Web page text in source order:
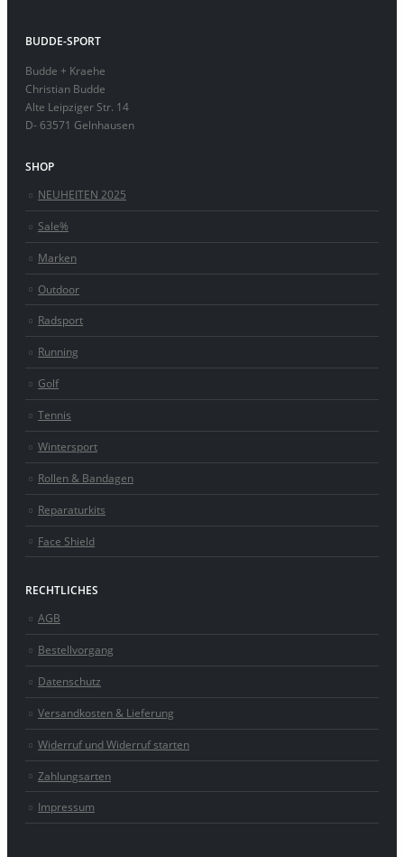
BUDDE-SPORT
Budde + Kraehe
Christian Budde
Alte Leipziger Str. 14
D- 63571 Gelnhausen
SHOP
NEUHEITEN 2025
Sale%
Marken
Outdoor
Radsport
Running
Golf
Tennis
Wintersport
Rollen & Bandagen
Reparaturkits
Face Shield
RECHTLICHES
AGB
Bestellvorgang
Datenschutz
Versandkosten & Lieferung
Widerruf und Widerruf starten
Zahlungsarten
Impressum